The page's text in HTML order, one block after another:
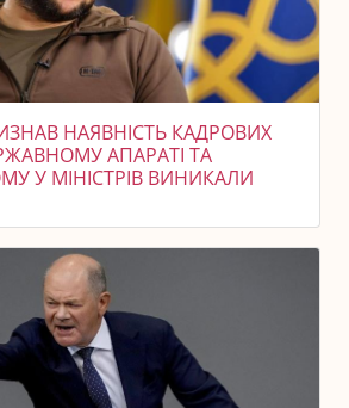
НАЯВНІСТЬ КАДРОВИХ
АПАРАТІ ТА
У МІНІСТРІВ ВИНИКАЛИ